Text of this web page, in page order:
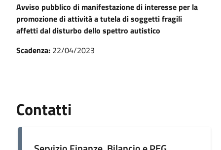
Avviso pubblico di manifestazione di interesse per la
promozione di attività a tutela di soggetti fragili
affetti dal disturbo dello spettro autistico
Scadenza: 22/04/2023
Contatti